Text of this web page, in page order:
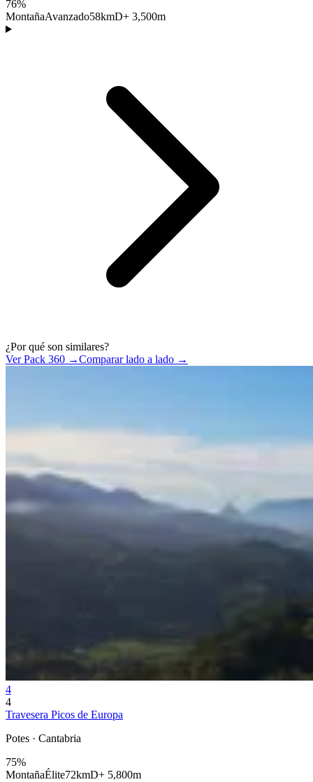
76%
MontañaAvanzado58kmD+ 3,500m
¿Por qué son similares?
Ver Pack 360 →Comparar lado a lado →
4
4
Travesera Picos de Europa
Potes · Cantabria
75%
MontañaÉlite72kmD+ 5,800m